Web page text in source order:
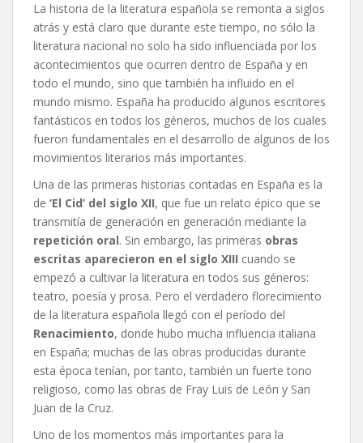
La historia de la literatura española se remonta a siglos
atrás y está claro que durante este tiempo, no sólo la
literatura nacional no solo ha sido influenciada por los
acontecimientos que ocurren dentro de España y en
todo el mundo, sino que también ha influido en el
mundo mismo. España ha producido algunos escritores
fantásticos en todos los géneros, muchos de los cuales
fueron fundamentales en el desarrollo de algunos de los
movimientos literarios más importantes.
Una de las primeras historias contadas en España es la
de ‘El Cid’ del siglo XII, que fue un relato épico que se
transmitía de generación en generación mediante la
repetición oral. Sin embargo, las primeras obras
escritas aparecieron en el siglo XIII cuando se
empezó a cultivar la literatura en todos sus géneros:
teatro, poesía y prosa. Pero el verdadero florecimiento
de la literatura española llegó con el período del
Renacimiento, donde hubo mucha influencia italiana
en España; muchas de las obras producidas durante
esta época tenían, por tanto, también un fuerte tono
religioso, como las obras de Fray Luis de León y San
Juan de la Cruz.
Uno de los momentos más importantes para la